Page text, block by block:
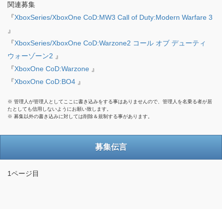
関連募集
『XboxSeries/XboxOne CoD:MW3 Call of Duty:Modern Warfare 3
』
『XboxSeries/XboxOne CoD:Warzone2 コール オブ デューティ
ウォーゾーン2 』
『XboxOne CoD:Warzone 』
『XboxOne CoD:BO4 』
※ 管理人が管理人としてここに書き込みをする事はありませんので、管理人を名乗る者が居
たとしても信用しないようにお願い致します。
※ 募集以外の書き込みに対しては削除＆規制する事があります。
募集伝言
1ページ目